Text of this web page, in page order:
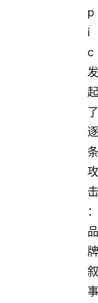
p
i
c
发
起
了
逐
条
攻
击
：
品
牌
叙
事